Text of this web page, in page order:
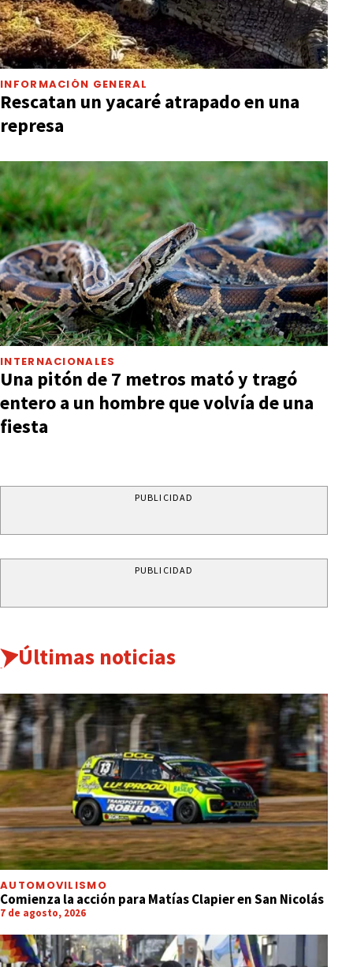
INFORMACIÓN GENERAL
Rescatan un yacaré atrapado en una
represa
INTERNACIONALES
Una pitón de 7 metros mató y tragó
entero a un hombre que volvía de una
fiesta
PUBLICIDAD
PUBLICIDAD
Últimas noticias
AUTOMOVILISMO
Comienza la acción para Matías Clapier en San Nicolás
7 de agosto, 2026